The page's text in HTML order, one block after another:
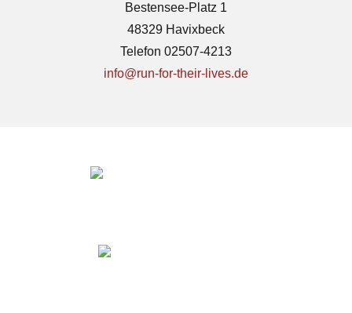
Bestensee-Platz 1
48329 Havixbeck
Telefon 02507-4213
info@run-for-their-lives.de